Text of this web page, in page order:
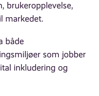
brukeropplevelse,
markedet.
både
som jobber
inkludering og